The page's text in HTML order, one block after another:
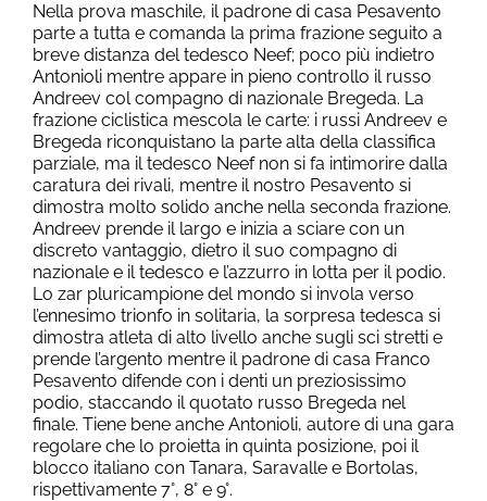
Nella prova maschile, il padrone di casa Pesavento
parte a tutta e comanda la prima frazione seguito a
breve distanza del tedesco Neef; poco più indietro
Antonioli mentre appare in pieno controllo il russo
Andreev col compagno di nazionale Bregeda. La
frazione ciclistica mescola le carte: i russi Andreev e
Bregeda riconquistano la parte alta della classifica
parziale, ma il tedesco Neef non si fa intimorire dalla
caratura dei rivali, mentre il nostro Pesavento si
dimostra molto solido anche nella seconda frazione.
Andreev prende il largo e inizia a sciare con un
discreto vantaggio, dietro il suo compagno di
nazionale e il tedesco e l’azzurro in lotta per il podio.
Lo zar pluricampione del mondo si invola verso
l’ennesimo trionfo in solitaria, la sorpresa tedesca si
dimostra atleta di alto livello anche sugli sci stretti e
prende l’argento mentre il padrone di casa Franco
Pesavento difende con i denti un preziosissimo
podio, staccando il quotato russo Bregeda nel
finale. Tiene bene anche Antonioli, autore di una gara
regolare che lo proietta in quinta posizione, poi il
blocco italiano con Tanara, Saravalle e Bortolas,
rispettivamente 7°, 8° e 9°.